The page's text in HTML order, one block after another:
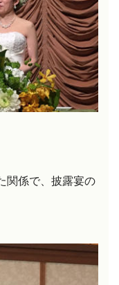
関係で、披露宴の